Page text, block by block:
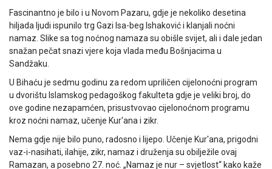
Fascinantno je bilo i u Novom Pazaru, gdje je nekoliko desetina
hiljada ljudi ispunilo trg Gazi Isa-beg Ishaković i klanjali noćni
namaz. Slike sa tog noćnog namaza su obišle svijet, ali i dale jedan
snažan pečat snazi vjere koja vlada među Bošnjacima u
Sandžaku.
U Bihaću je sedmu godinu za redom upriličen cijelonoćni program
u dvorištu Islamskog pedagoškog fakulteta gdje je veliki broj, do
ove godine nezapamćen, prisustvovao cijelonoćnom programu
kroz noćni namaz, učenje Kur'ana i zikr.
Nema gdje nije bilo puno, radosno i lijepo. Učenje Kur'ana, prigodni
vaz-i-nasihati, ilahije, zikr, namaz i druženja su obilježile ovaj
Ramazan, a posebno 27. noć. „Namaz je nur – svjetlost“ kako kaže